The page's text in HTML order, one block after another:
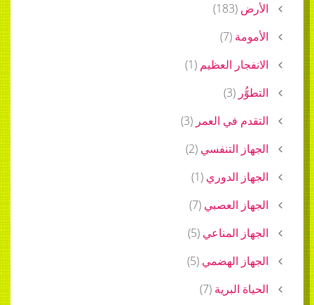
الأرض (
183
)
الأمومة (
7
)
الانفجار العظيم (
1
)
التطوُّر (
3
)
التقدم في العمر (
3
)
الجهاز التنفسي (
2
)
الجهاز الدوري (
1
)
الجهاز العصبي (
7
)
الجهاز المناعي (
5
)
الجهاز الهضمي (
5
)
الحياة البرية (
7
)